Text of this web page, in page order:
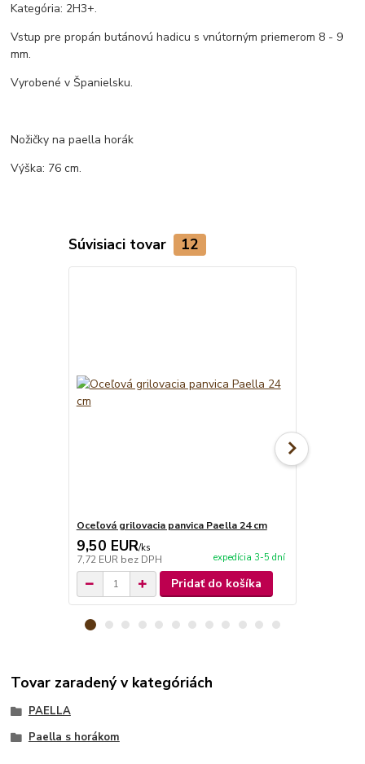
Kategória: 2H3+.
Vstup pre propán butánovú hadicu s vnútorným priemerom 8 - 9
mm.
Vyrobené v Španielsku.
Nožičky na paella horák
Výška: 76 cm.
Súvisiaci tovar 12
Oceľová grilovacia panvica Paella 24 cm
9,50 EUR/ks
7,72 EUR bez DPH expedícia 3-5 dní
Pridať do košíka
Tovar zaradený v kategóriách
PAELLA
Paella s horákom